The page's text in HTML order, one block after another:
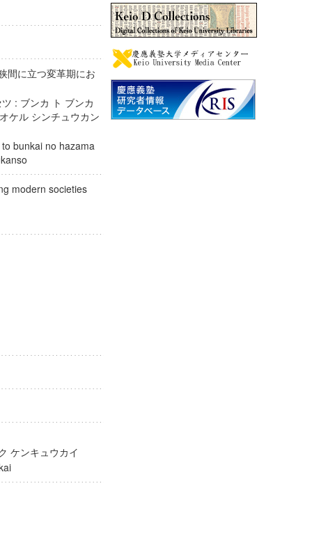
間に立つ変革期にお
: ブンカ ト ブンカ
ケル シンチュウカン
bunkai no hazama
modern societies
ケンキュウカイ